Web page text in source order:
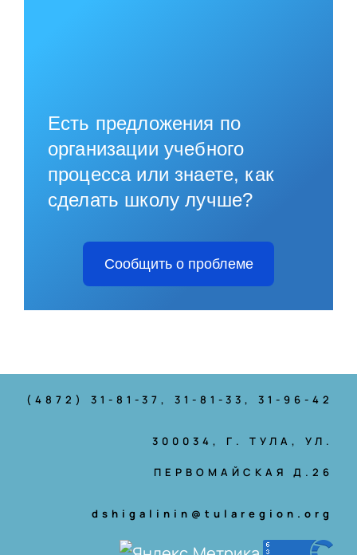
Есть предложения по
организации учебного
процесса или знаете, как
сделать школу лучше?
Сообщить о проблеме
(4872) 31-81-37, 31-81-33, 31-96-42
300034, Г. ТУЛА, УЛ.
ПЕРВОМАЙСКАЯ Д.26
dshigalinin@tularegion.org